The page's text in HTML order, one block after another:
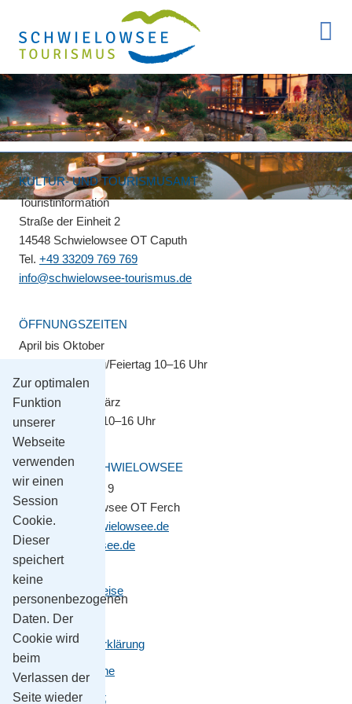
Zur optimalen
Funktion
unserer
Webseite
verwenden
wir einen
Session
Cookie.
Dieser
speichert
keine
personenbezogenen
Daten. Der
Cookie wird
beim
Verlassen der
Seite wieder
KULTUR- UND TOURISMUSAMT
Touristinformation
Straße der Einheit 2
14548 Schwielowsee OT Caputh
Tel. +49 33209 769 769
info@schwielowsee-tourismus.de
ÖFFNUNGSZEITEN
April bis Oktober
Montag–Sonntag/Feiertag 10–16 Uhr
November bis März
Montag–Freitag 10–16 Uhr
GEMEINDE SCHWIELOWSEE
Potsdamer Platz 9
14548 Schwielowsee OT Ferch
gemeinde@schwielowsee.de
www.schwielowsee.de
Kontakt & Anreise
Impressum
Datenschutzerklärung
Leichte Sprache
Barrierefreiheit